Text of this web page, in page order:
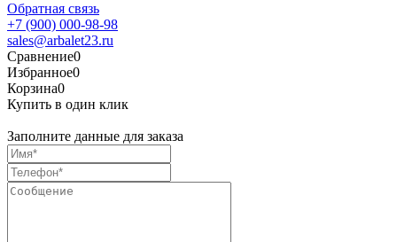
Обратная связь
+7 (900) 000-98-98
sales@arbalet23.ru
Сравнение0
Избранное0
Корзина0
Купить в один клик
Заполните данные для заказа